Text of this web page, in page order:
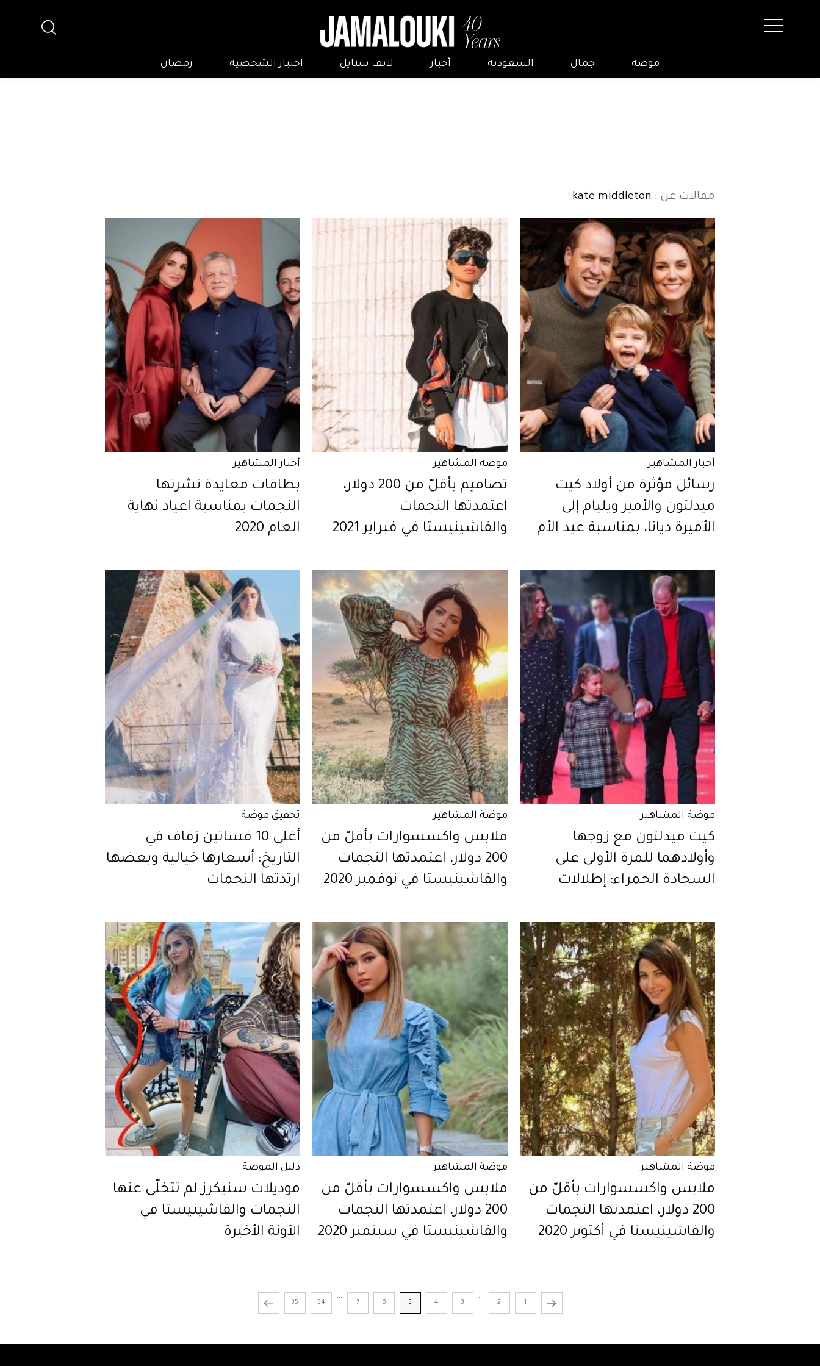
موضة جمال السعودية أخبار لايف ستايل اختبار الشخصية رمضان
مقالات عن : kate middleton
أخبار المشاهير
رسائل مؤثرة من أولاد كيت
ميدلتون والأمير ويليام إلى
الأميرة ديانا، بمناسبة عيد الأم
موضة المشاهير
تصاميم بأقلّ من 200 دولار،
اعتمدتها النجمات
والفاشينيستا في فبراير 2021
أخبار المشاهير
بطاقات معايدة نشرتها
النجمات بمناسبة اعياد نهاية
العام 2020
موضة المشاهير
كيت ميدلتون مع زوجها
وأولادهما للمرة الأولى على
السجادة الحمراء: إطلالات
موضة المشاهير
ملابس واكسسوارات بأقلّ من
200 دولار، اعتمدتها النجمات
والفاشينيستا في نوفمبر 2020
تحقيق موضة
أغلى 10 فساتين زفاف في
التاريخ: أسعارها خيالية وبعضها
ارتدتها النجمات
موضة المشاهير
ملابس واكسسوارات بأقلّ من
200 دولار، اعتمدتها النجمات
والفاشينيستا في أكتوبر 2020
موضة المشاهير
ملابس واكسسوارات بأقلّ من
200 دولار، اعتمدتها النجمات
والفاشينيستا في سبتمبر 2020
دليل الموضة
موديلات سنيكرز لم تتخلّى عنها
النجمات والفاشينيستا في
الآونة الأخيرة
1
2
...
3
4
5
6
7
...
34
35